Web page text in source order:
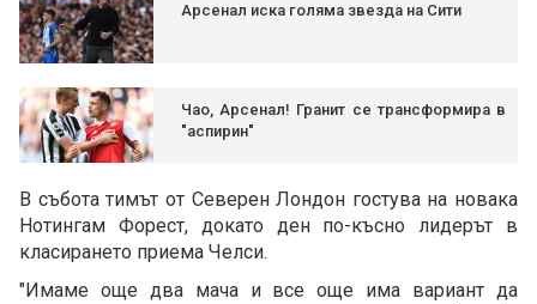
Арсенал иска голяма звезда на Сити
Чао, Арсенал! Гранит се трансформира в
"аспирин"
В събота тимът от Северен Лондон гостува на новака
Нотингам Форест, докато ден по-късно лидерът в
класирането приема Челси.
"Имаме още два мача и все още има вариант да